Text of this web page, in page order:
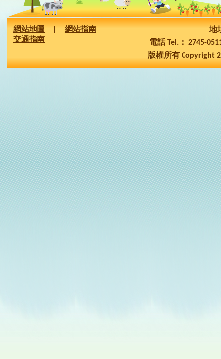
網站地圖
網站指南
交通指南
地
電話 Tel.： 2745-
版權所有 Copyright